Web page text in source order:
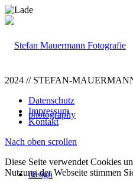
photography
design
2024 // STEFAN-
Datenschutz
Impressum
Kontakt
Nach oben scrollen
Diese Seite verwendet Cookies
Nutzung der Webseite stimmen